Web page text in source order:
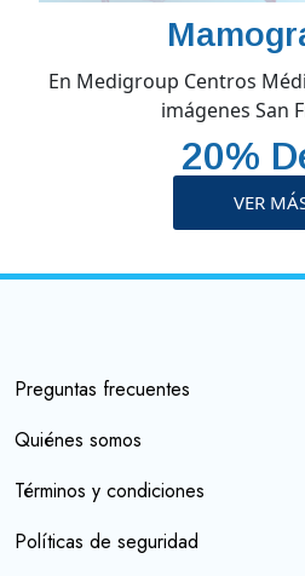
En Medigroup Centros
imágenes San
20%
VER
Preguntas frecuentes
Quiénes somos
Términos y condiciones
Políticas de seguridad